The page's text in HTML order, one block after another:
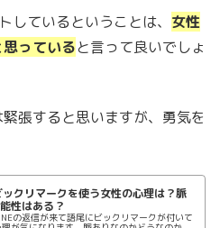
しているということは、 女性
っていると言って良いでしょ
張すると思いますが、勇気を
クリマークを使う女性の心理は？脈
性はある？
の返信が来て語尾にビックリマークが付いて